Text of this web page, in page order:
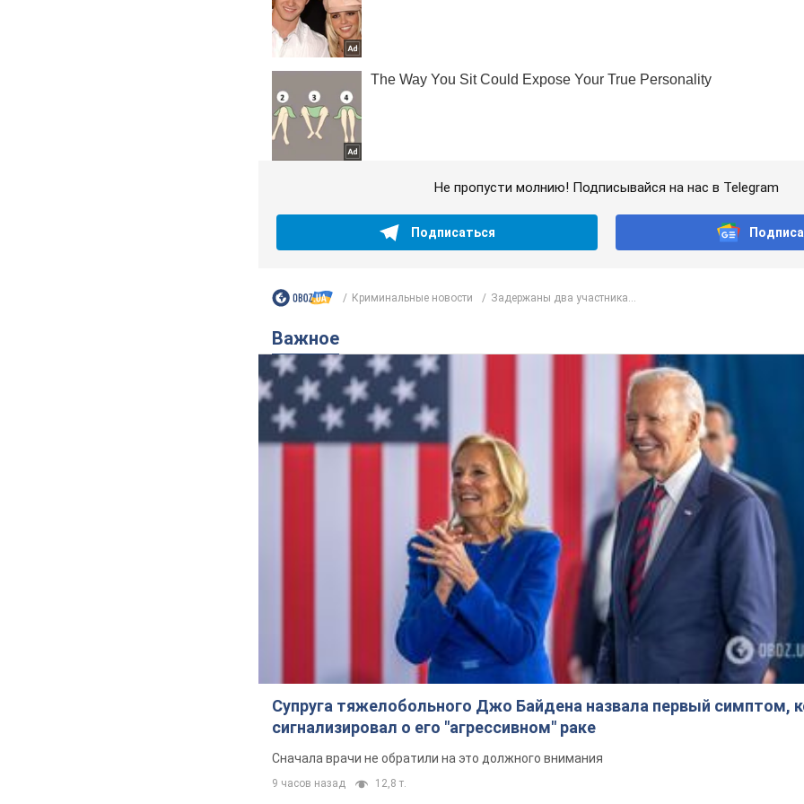
Не пропусти молнию! Подписывайся на нас в Telegram
Подписаться
Криминальные новости Задержаны два участника...
Важное
Супруга тяжелобольного Джо Байдена назвала первый симптом,
сигнализировал о его "агрессивном" раке
Сначала врачи не обратили на это должного внимания
9 часов назад 12,8 т.